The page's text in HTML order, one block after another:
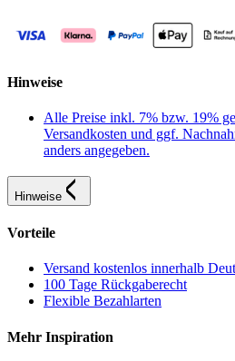
Hinweise
Alle Preise inkl. 7% bzw. 19%
Versandkosten und ggf.
anders angegeben.
Hinweise
Vorteile
Versand kostenlos innerhalb
100 Tage Rückgaberecht
Flexible Bezahlarten
Mehr Inspiration